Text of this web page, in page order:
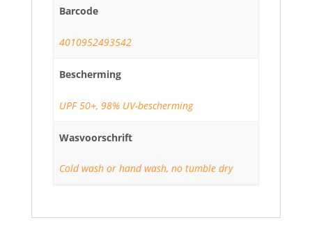
Barcode
4010952493542
Bescherming
UPF 50+, 98% UV-bescherming
Wasvoorschrift
Cold wash or hand wash, no tumble dry